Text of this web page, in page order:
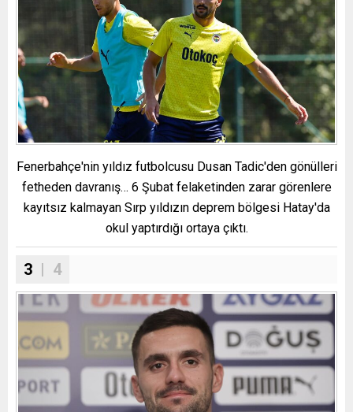
Fenerbahçe'nin yıldız futbolcusu Dusan Tadic'den gönülleri
fetheden davranış… 6 Şubat felaketinden zarar görenlere
kayıtsız kalmayan Sırp yıldızın deprem bölgesi Hatay'da
okul yaptırdığı ortaya çıktı.
3 | 4